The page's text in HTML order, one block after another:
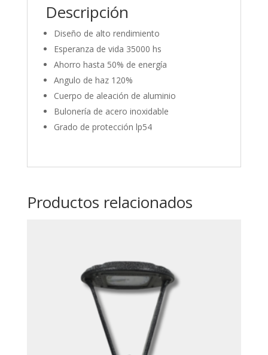
Descripción
Diseño de alto rendimiento
Esperanza de vida 35000 hs
Ahorro hasta 50% de energía
Angulo de haz 120%
Cuerpo de aleación de aluminio
Bulonería de acero inoxidable
Grado de protección lp54
Productos relacionados